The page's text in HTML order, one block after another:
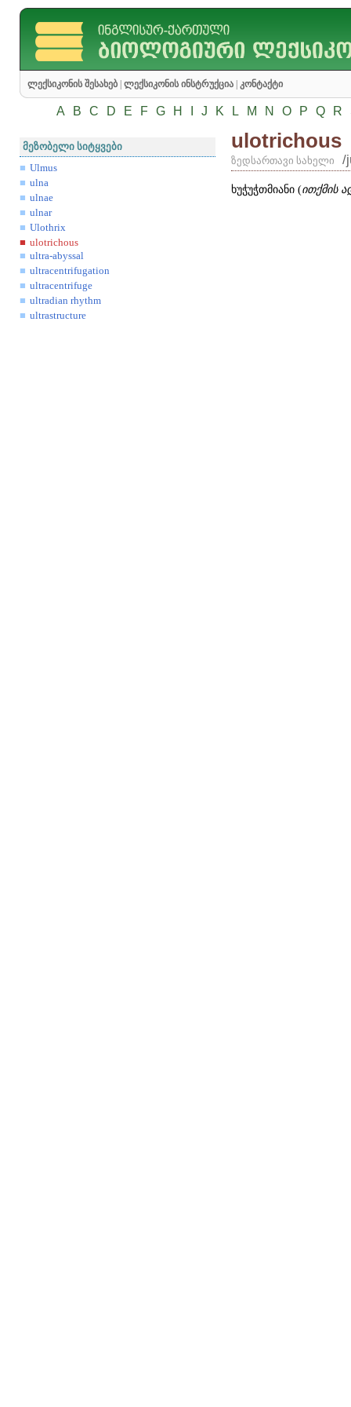
ლექსიკონის შესახებ ლექსიკონის ინსტრუქცია კონტაქტი
A B C D E F G H J K L M N O P Q R
მეზობელი სიტყვები
Ulmus
ulna
ulnae
ulnar
Ulothrix
ulotrichous
ultra-abyssal
ultracentrifugation
ultracentrifuge
ultradian rhythm
ultrastructure
ulotrichous
ზედსართავი სახელი /
ხუჭუჭთმიანი (ითქმის